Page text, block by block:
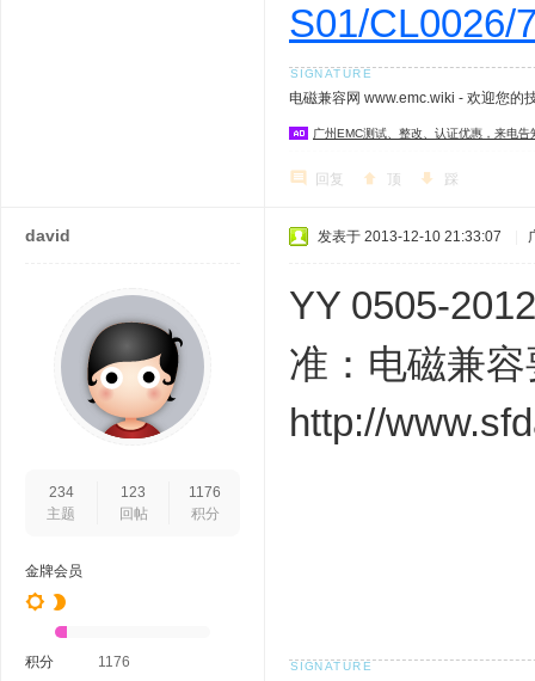
S01/CL0026/
电磁兼容网 www.emc.wiki - 欢迎您的
广州EMC测试、整改、认证优惠，来电
回复 顶 踩
david
234
主题
123
回帖
1176
积分
金牌会员
积分 1176
发表于 2013-12-10 21:33:07
YY 0505-
准：电磁兼
http://